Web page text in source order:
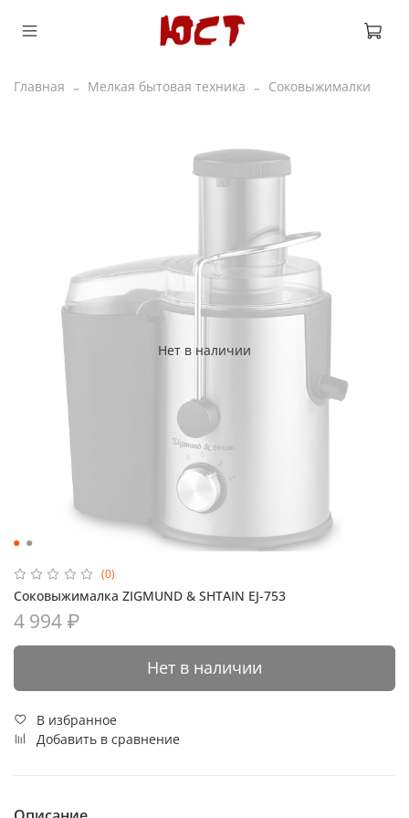
Главная Мелкая бытовая техника Соковыжималки
Нет в наличии
(0)
Соковыжималка ZIGMUND & SHTAIN EJ-753
4 994 ₽
Нет в наличии
В избранное
Добавить в сравнение